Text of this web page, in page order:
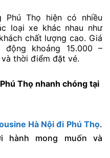
Phú Thọ hiện có nhiều
loại xe khác nhau như
chất lượng cao. Giá
khoảng 15.000 –
thời điểm đặt vé.
Thọ nhanh chóng tại
Hà Nội đi Phú Thọ.
hành mong muốn và